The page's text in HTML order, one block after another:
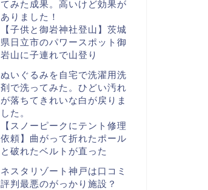
てみた成果。高いけど効果が
ありました！
【子供と御岩神社登山】茨城
県日立市のパワースポット御
岩山に子連れで山登り
ぬいぐるみを自宅で洗濯用洗
剤で洗ってみた。ひどい汚れ
が落ちてきれいな白が戻りま
した。
【スノーピークにテント修理
依頼】曲がって折れたポール
と破れたベルトが直った
ネスタリゾート神戸は口コミ
評判最悪のがっかり施設？